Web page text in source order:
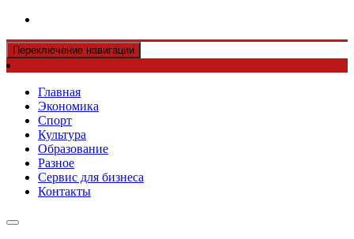
Переключение навигации
Главная
Экономика
Спорт
Культура
Образование
Разное
Сервис для бизнеса
Контакты